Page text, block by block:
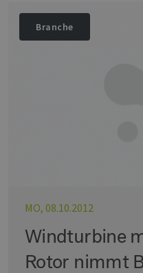
Branche
MO, 08.10.2012
Windturbine
Rotor nimmt